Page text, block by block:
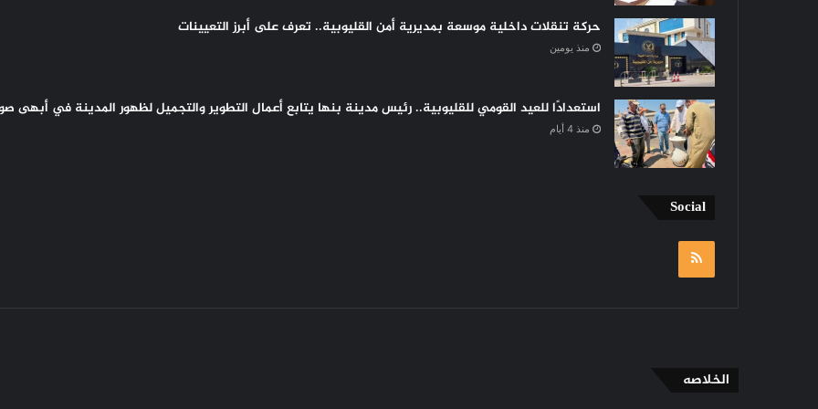
حركة تنقلات داخلية موسعة بمديرية أمن القليوبية.. تعرف على أبرز التعيينات
منذ يومين
استعدادًا للعيد القومي للقليوبية.. رئيس مدينة بنها يتابع أعمال التطوير والتجميل لظهور المدينة في أبهى
منذ 4 أيام
Social
RSS
الخلاصه